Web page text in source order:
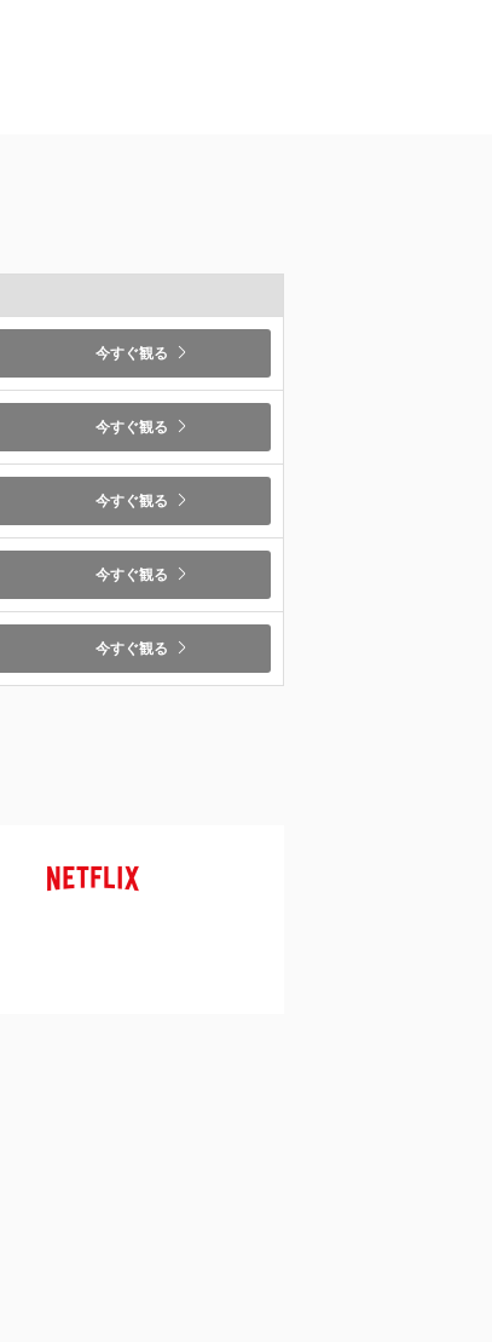
今すぐ観る
今すぐ観る
今すぐ観る
今すぐ観る
今すぐ観る